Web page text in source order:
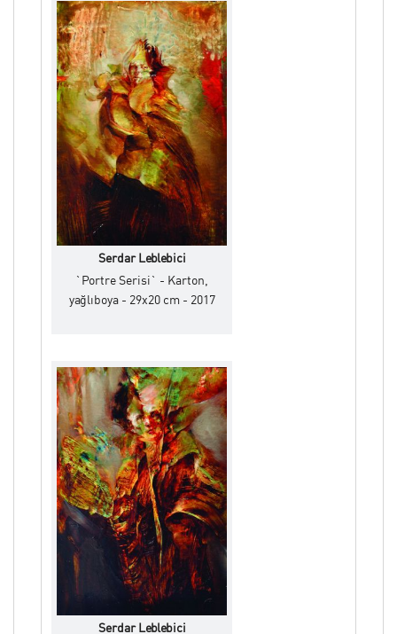
Serdar Leblebici
`Portre Serisi` - Karton,
yağlıboya - 29x20 cm - 2017
Serdar Leblebici